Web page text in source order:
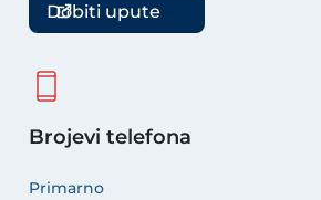
Dobiti upute
Brojevi telefona
Primarno